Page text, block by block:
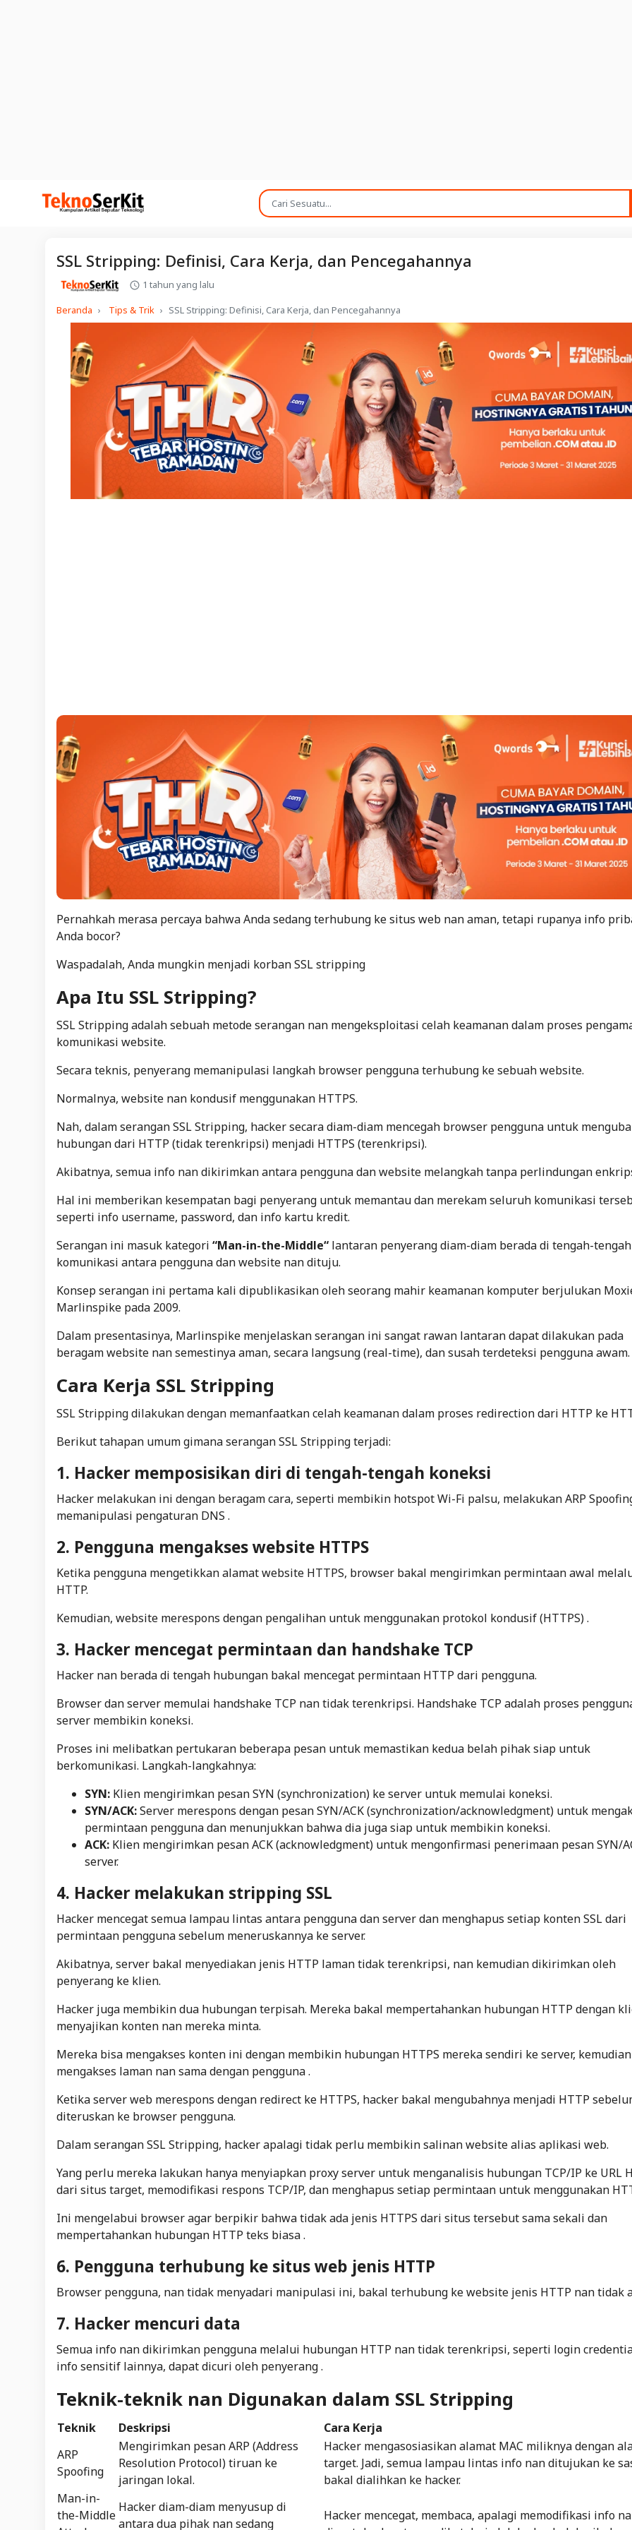
SSL Stripping: Definisi, Cara Kerja, dan Pencegahannya
1 tahun yang lalu
Beranda Tips & Trik SSL Stripping: Definisi, Cara Kerja, dan Pencegahannya
Pernahkah merasa percaya bahwa Anda sedang terhubung ke situs web nan aman, tetapi rupanya info
Anda bocor?
Waspadalah, Anda mungkin menjadi korbanSSL stripping
Apa Itu SSL Stripping?
SSL Stripping adalah sebuah metode serangan nan mengeksploitasi celah keamanan dalam proses
komunikasi website.
Secara teknis, penyerang memanipulasi langkah browser pengguna terhubung ke sebuah website.
Normalnya, website nan kondusif menggunakan HTTPS.
Nah, dalam serangan SSL Stripping, hackersecara diam-diam mencegah browser pengguna untuk
hubungan dari HTTP (tidak terenkripsi) menjadi HTTPS (terenkripsi).
Akibatnya, semua info nan dikirimkan antara pengguna dan website melangkah tanpa perlindungan
Hal ini memberikan kesempatan bagi penyerang untuk memantau dan merekam seluruh komunikasi
seperti info username, password, dan info kartu kredit.
Serangan ini masuk kategori “Man-in-the-Middle“ lantaran penyerang diam-diam berada di tengah-tengah
komunikasi antara pengguna dan website nan dituju.
Konsep serangan ini pertama kali dipublikasikan oleh seorang mahir keamanan komputer berjulukan
Marlinspike pada 2009.
Dalam presentasinya, Marlinspike menjelaskan serangan ini sangat rawan lantaran dapat dilakukan pada
beragam website nan semestinya aman, secara langsung (real-time), dan susah terdeteksi pengguna awam.
Cara Kerja SSL Stripping
SSL Stripping dilakukan dengan memanfaatkan celah keamanan dalam proses redirectiondari HTTP ke
Berikut tahapan umum gimana serangan SSL Stripping terjadi:
1. Hacker memposisikan diri di tengah-tengah koneksi
Hacker melakukan ini dengan beragam cara, seperti membikin hotspot Wi-Fi palsu, melakukan ARP
memanipulasi pengaturan DNS .
2. Pengguna mengakses website HTTPS
Ketika pengguna mengetikkan alamat website HTTPS, browser bakal mengirimkan permintaan awal
HTTP.
Kemudian, website merespons dengan pengalihan untuk menggunakan protokol kondusif (HTTPS) .
3. Hacker mencegat permintaan dan handshake TCP
Hacker nan berada di tengah hubungan bakal mencegat permintaan HTTP dari pengguna.
Browser dan server memulai handshake TCP nan tidak terenkripsi. Handshake TCP adalah proses
server membikin koneksi.
Proses ini melibatkan pertukaran beberapa pesan untuk memastikan kedua belah pihak siap untuk
berkomunikasi. Langkah-langkahnya:
SYN: Klien mengirimkan pesan SYN (synchronization) keserver untuk memulai koneksi.
SYN/ACK:Server merespons dengan pesan SYN/ACK (synchronization/acknowledgment) untuk
permintaan pengguna dan menunjukkan bahwa dia juga siap untuk membikin koneksi.
ACK: Klien mengirimkan pesan ACK (acknowledgment) untuk mengonfirmasi penerimaan pesan SYN/
server.
4. Hacker melakukan stripping SSL
Hacker mencegat semua lampau lintas antara pengguna dan server dan menghapus setiap konten SSL dari
permintaan pengguna sebelum meneruskannya ke server.
Akibatnya, server bakal menyediakan jenis HTTP laman tidak terenkripsi, nan kemudian dikirimkan oleh
penyerang ke klien.
Hacker juga membikin dua hubungan terpisah. Mereka bakal mempertahankan hubungan HTTP dengan
menyajikan konten nan mereka minta.
Mereka bisa mengakses konten ini dengan membikin hubungan HTTPS mereka sendiri ke server, kemudian
mengakses laman nan sama dengan pengguna .
Ketika server web merespons dengan redirect ke HTTPS, hacker bakal mengubahnya menjadi HTTP
diteruskan ke browser pengguna.
Dalam serangan SSL Stripping, hackerapalagi tidak perlu membikin salinan website alias aplikasi web.
Yang perlu mereka lakukan hanya menyiapkan proxy server untuk menganalisis hubungan TCP/IP ke URL
dari situs target, memodifikasi respons TCP/IP, dan menghapus setiap permintaan untuk menggunakan
Ini mengelabui browser agar berpikir bahwa tidak ada jenis HTTPS dari situs tersebut sama sekali dan
mempertahankan hubungan HTTP teks biasa .
6. Pengguna terhubung ke situs web jenis HTTP
Browser pengguna, nan tidak menyadari manipulasi ini, bakal terhubung ke website jenis HTTP nan tidak
7. Hacker mencuri data
Semua info nan dikirimkan pengguna melalui hubungan HTTP nan tidak terenkripsi, seperti login
info sensitif lainnya, dapat dicuri oleh penyerang .
Teknik-teknik nan Digunakan dalam SSL Stripping
Teknik Deskripsi
Cara Kerja
ARP
Spoofing
Mengirimkan pesan ARP (Address
Resolution Protocol) tiruan ke
jaringan lokal.
Hacker mengasosiasikan alamat MAC miliknya dengan
target. Jadi, semua lampau lintas info nan ditujukan ke
bakal dialihkan ke hacker.
Man-in-
the-Middle
Hackerdiam-diam menyusup di
antara dua pihak nan sedang
Hacker mencegat, membaca, apalagi memodifikasi info